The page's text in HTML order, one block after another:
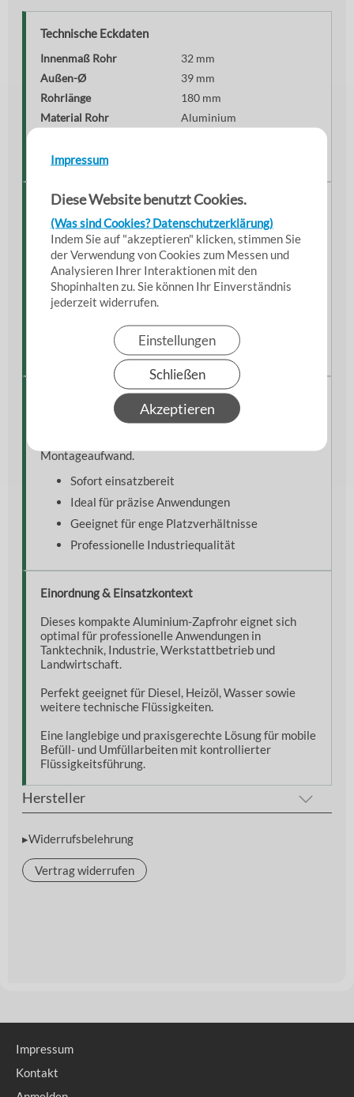
Impressum
Diese Website benutzt Cookies.
(Was sind Cookies? Datenschutzerklärung)
Indem Sie auf "akzeptieren" klicken, stimmen Sie
der Verwendung von Cookies zum Messen und
Analysieren Ihrer Interaktionen mit den
Shopinhalten zu. Sie können Ihr Einverständnis
jederzeit widerrufen.
Einstellungen
Schließen
Akzeptieren
Technische Eckdaten
Innenmaß Rohr
32 mm
Außen-Ø
39 mm
Rohrlänge
180 mm
Material Rohr
Aluminium
Gewicht
Material & Verarbeitung
Das Aluminiumrohr kombiniert geringes Gewicht mit
hoher Stabilität und eignet sich ideal für den
professionellen Dauereinsatz.
Korrosionsbeständiges Aluminium
Massive Messingkupplung
Robuste Industrieausführung
Saubere & langlebige Verarbeitung
Besondere Eigenschaften
Die vormontierte VK 50 Kupplung ermöglicht eine
Montageaufwand.
Sofort einsatzbereit
Ideal für präzise Anwendungen
Geeignet für enge Platzverhältnisse
Professionelle Industriequalität
Einordnung & Einsatzkontext
Dieses kompakte Aluminium-Zapfrohr eignet sich
optimal für professionelle Anwendungen in
Tanktechnik, Industrie, Werkstattbetrieb und
Landwirtschaft.
Perfekt geeignet für Diesel, Heizöl, Wasser sowie
weitere technische Flüssigkeiten.
Eine langlebige und praxisgerechte Lösung für mobile
Befüll- und Umfüllarbeiten mit kontrollierter
Flüssigkeitsführung.
Hersteller
▸Widerrufsbelehrung
Vertrag widerrufen
Impressum
Kontakt